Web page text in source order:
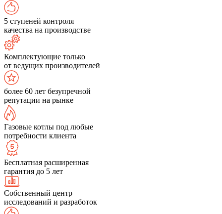
5 ступеней контроля
качества на производстве
Комплектующие только
от ведущих производителей
более 60 лет безупречной
репутации на рынке
Газовые котлы под любые
потребности клиента
Бесплатная расширенная
гарантия до 5 лет
Собственный центр
исследований и разработок